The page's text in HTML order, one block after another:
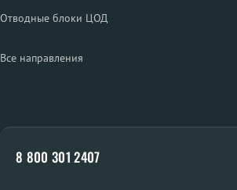
Отводные блоки ЦОД
Все направления
8 800 301 2407